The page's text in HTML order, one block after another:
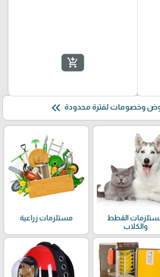
add_shopping_cart
وخصومات لفترة محدودة keyboard_double_arrow_left
القطط
والكلاب
مستلزمات زراعية